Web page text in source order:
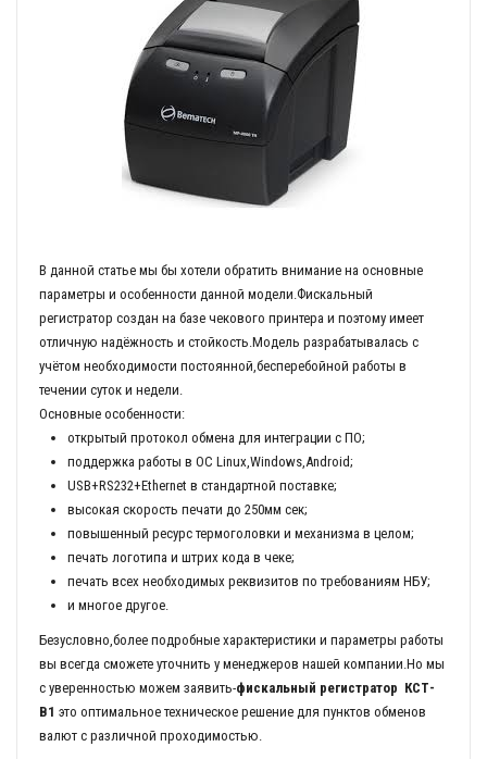
В данной статье мы бы хотели обратить внимание на основные
параметры и особенности данной модели.Фискальный
регистратор создан на базе чекового принтера и поэтому имеет
отличную надёжность и стойкость.Модель разрабатывалась с
учётом необходимости постоянной,бесперебойной работы в
течении суток и недели.
Основные особенности:
открытый протокол обмена для интеграции с ПО;
поддержка работы в ОС Linux,Windows,Android;
USB+RS232+Ethernet в стандартной поставке;
высокая скорость печати до 250мм сек;
повышенный ресурс термоголовки и механизма в целом;
печать логотипа и штрих кода в чеке;
печать всех необходимых реквизитов по требованиям НБУ;
и многое другое.
Безусловно,более подробные характеристики и параметры работы
вы всегда сможете уточнить у менеджеров нашей компании.Но мы
с уверенностью можем заявить-фискальный регистратор КСТ-
В1 это оптимальное техническое решение для пунктов обменов
валют с различной проходимостью.